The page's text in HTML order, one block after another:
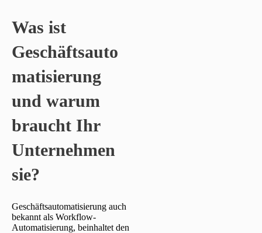
Was ist
Geschäftsauto
matisierung
und warum
braucht Ihr
Unternehmen
sie?
Geschäftsautomatisierung auch
bekannt als Workflow-
Automatisierung, beinhaltet den